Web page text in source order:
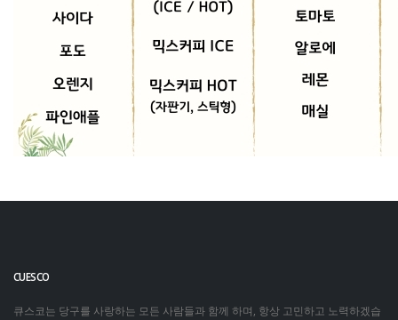
CUESCO
큐스코는 당구를 사랑하는 모든 사람들과 함께 하며, 항상 고민하고 노력하겠습